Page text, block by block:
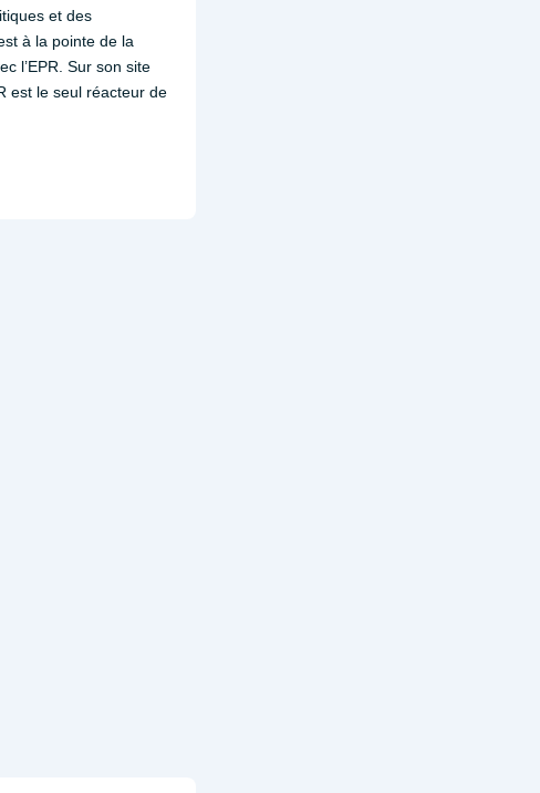
et des
à la pointe de la
l’EPR. Sur son site
est le seul réacteur de